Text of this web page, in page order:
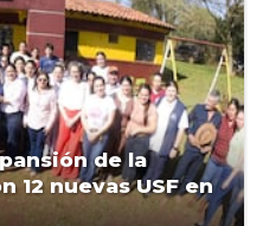
de la
12 nuevas USF en